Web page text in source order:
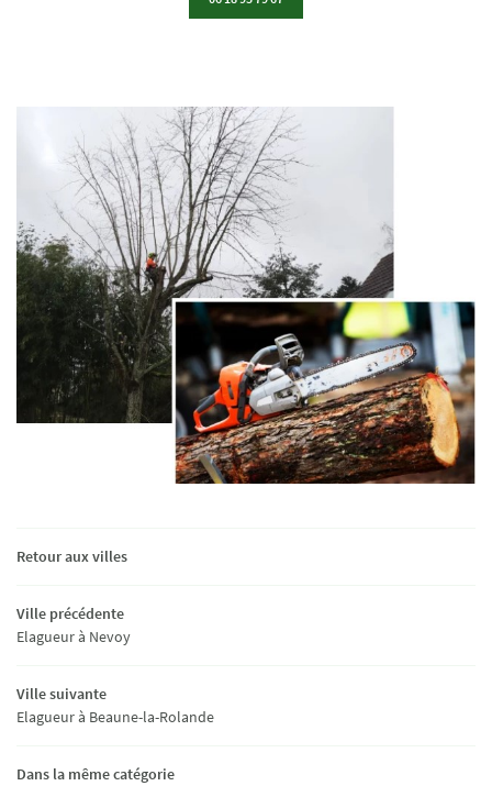
Retour aux villes
Ville précédente
Elagueur à Nevoy
Ville suivante
Elagueur à Beaune-la-Rolande
Dans la même catégorie